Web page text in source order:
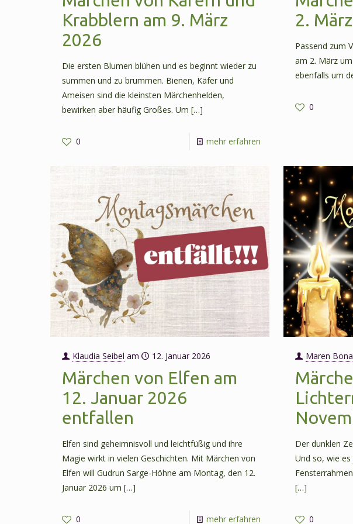
Krabblern am 9. März
2026
Die ersten Blumen blühen und es beginnt wieder zu
summen und zu brummen. Bienen, Käfer und
Ameisen sind die kleinsten Märchenhelden,
bewirken aber häufig Großes. Um […]
0 mehr erfahren-
Krabblern
am
März
2.
Passend zum
am 2. März
ebenfalls um
0
Klaudia Seibel am 12. Januar 2026
Märchen von Elfen am
12. Januar 2026
entfallen
Elfen sind geheimnisvoll und leichtfüßig und ihre
Magie wirkt in vielen Geschichten. Mit Märchen von
Elfen will Gudrun Sarge-Höhne am Montag, den 12.
Januar 2026 um […]
0 mehr erfahren-
Maren
Der dunklen
Und so, wie
[…]
0